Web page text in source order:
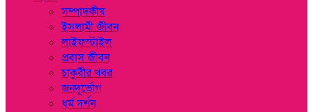
সম্পাদকীয়
ইসলামী জীবন
লাইফস্টাইল
প্রবাস জীবন
চাকুরীর খবর
জনদূর্ভোগ
ধর্ম দর্শন